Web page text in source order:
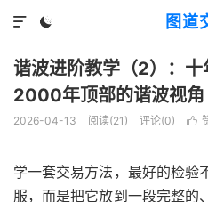
图道


谐波进阶教学（2）：十
2000年顶部的谐波视角
2026-04-13 阅读(21 ) 评论(0) 
学一套交易方法，最好的检验
服，而是把它放到一段完整的